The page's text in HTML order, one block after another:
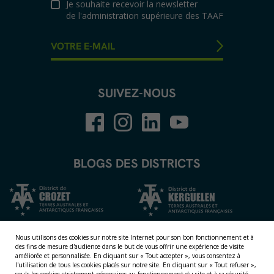
Je souhaite recevoir la newsletter
de l'administration supérieure des TAAF
SUIVEZ-NOUS
BLOGS DES DISTRICTS
Nous utilisons des cookies sur notre site Internet pour son bon fonctionnement et à
des fins de mesure d'audience dans le but de vous offrir une expérience de visite
améliorée et personnalisée. En cliquant sur « Tout accepter », vous consentez à
l'utilisation de tous les cookies placés sur notre site. En cliquant sur « Tout refuser »,